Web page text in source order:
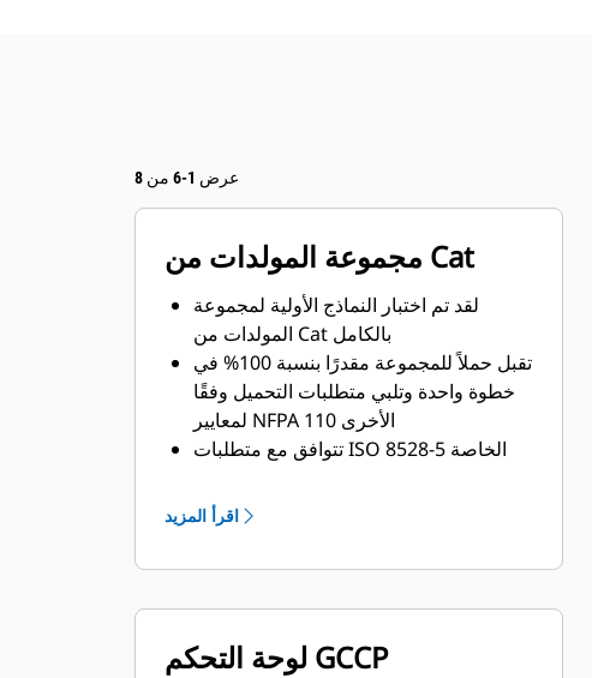
عرض 1-6 من 8
مجموعة المولدات من Cat
لقد تم اختبار النماذج الأولية لمجموعة
المولدات من Cat بالكامل
تقبل حملاً للمجموعة مقدرًا بنسبة 100% في
خطوة واحدة وتلبي متطلبات التحميل وفقًا
لمعايير NFPA 110 الأخرى
تتوافق مع متطلبات ISO 8528-5 الخاصة
اقرأ المزيد
لوحة التحكم GCCP